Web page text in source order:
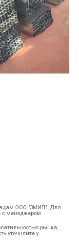
ООО "ЗМИП". Для
с менеджером
рынка,
уточняйте у